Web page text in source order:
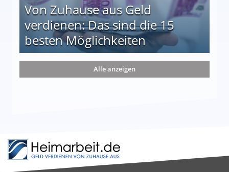
Von Zuhause aus Geld
verdienen: Das sind die 15
besten Möglichkeiten
die 15 besten Möglichkeiten
Alle anzeigen